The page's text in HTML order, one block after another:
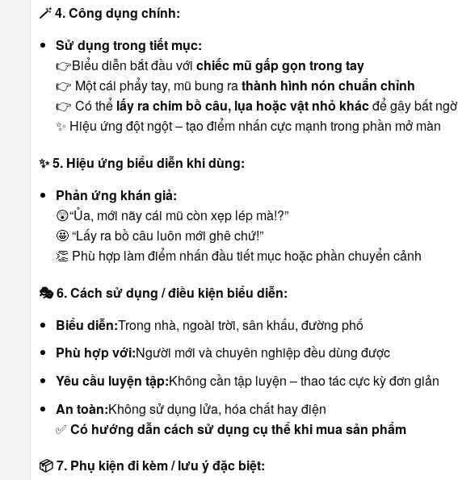
🪄4. Công dụng chính:
Sử dụng trong tiết mục:
👉Biểu diễn bắt đầu với chiếc mũ gấp gọn trong tay
👉 Một cái phẩy tay, mũ bung rathành hình nón chuẩn chỉnh
👉 Có thể lấy ra chim bồ câu, lụa hoặc vật nhỏ khácđể gây bất ngờ
✨ Hiệu ứng đột ngột – tạo điểm nhấn cực mạnh trong phần mở màn
✨5. Hiệu ứng biểu diễn khi dùng:
Phản ứng khán giả:
😲“Ủa, mới nãy cái mũ còn xẹp lép mà!?”
🤩 “Lấy ra bồ câu luôn mới ghê chứ!”
👏 Phù hợp làm điểm nhấn đầu tiết mục hoặc phần chuyển cảnh
🎭6. Cách sử dụng / điều kiện biểu diễn:
Biểu diễn:Trong nhà, ngoài trời, sân khấu, đường phố
Phù hợp với:Người mới và chuyên nghiệp đều dùng được
Yêu cầu luyện tập:Không cần tập luyện – thao tác cực kỳ đơn giản
An toàn:Không sử dụng lửa, hóa chất hay điện
✅ Có hướng dẫn cách sử dụng cụ thể khi mua sản phẩm
📦7. Phụ kiện đi kèm / lưu ý đặc biệt: